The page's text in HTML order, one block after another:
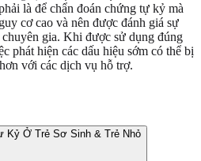
là để chẩn đoán chứng tự kỷ mà
cơ cao và nên được đánh giá sự
gia. Khi được sử dụng đúng
phát hiện các dấu hiệu sớm có thể bị
với các dịch vụ hỗ trợ.
Kỷ Ở Trẻ Sơ Sinh & Trẻ Nhỏ